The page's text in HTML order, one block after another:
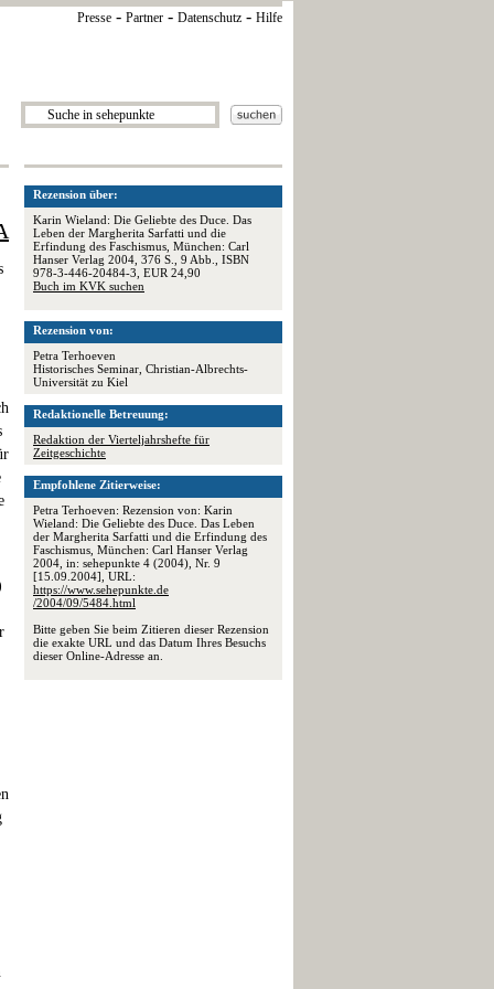
Presse - Partner - Datenschutz - Hilfe
Rezension über:
Karin Wieland: Die Geliebte des Duce. Das
Leben der Margherita Sarfatti und die
Erfindung des Faschismus, München: Carl
Hanser Verlag 2004, 376 S., 9 Abb., ISBN
978-3-446-20484-3, EUR 24,90
Buch im KVK suchen
Rezension von:
Petra Terhoeven
Historisches Seminar, Christian-Albrechts-
Universität zu Kiel
Redaktionelle Betreuung:
Redaktion der Vierteljahrshefte für
Zeitgeschichte
Empfohlene Zitierweise:
Petra Terhoeven: Rezension von: Karin
Wieland: Die Geliebte des Duce. Das Leben
der Margherita Sarfatti und die Erfindung des
Faschismus, München: Carl Hanser Verlag
2004, in: sehepunkte 4 (2004), Nr. 9
[15.09.2004], URL:
https://www.sehepunkte.de
/2004/09/5484.html
Bitte geben Sie beim Zitieren dieser Rezension
die exakte URL und das Datum Ihres Besuchs
dieser Online-Adresse an.